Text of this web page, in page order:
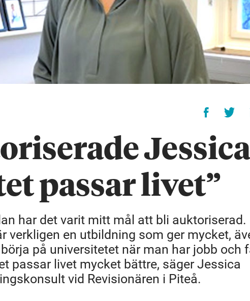
passar livet”
har det varit mitt mål att bli auktoriserad.
verkligen en utbildning som ger mycket,
på universitetet när man har jobb och
passar livet mycket bättre, säger Jessica
vid Revisionären i Piteå.